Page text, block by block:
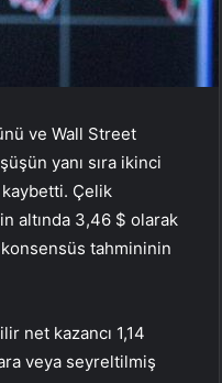
ve Wall Street
yanı sıra ikinci
kaybetti. Çelik
altında 3,46 $ olarak
tahmininin
net kazancı 1,14
veya seyreltilmiş